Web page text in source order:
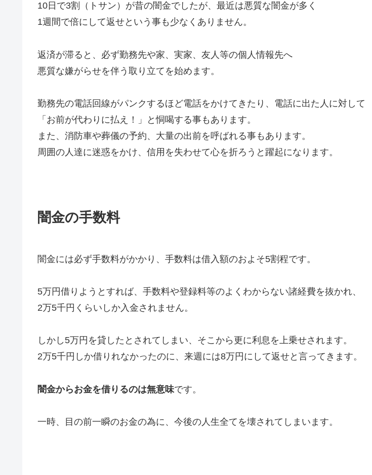
10日で3割（トサン）が昔の闇金でしたが、最近は悪質な闇金が多く
1週間で倍にして返せという事も少なくありません。
返済が滞ると、必ず勤務先や家、実家、友人等の個人情報先へ
悪質な嫌がらせを伴う取り立てを始めます。
勤務先の電話回線がパンクするほど電話をかけてきたり、電話に出た人に対して
「お前が代わりに払え！」と恫喝する事もあります。
また、消防車や葬儀の予約、大量の出前を呼ばれる事もあります。
周囲の人達に迷惑をかけ、信用を失わせて心を折ろうと躍起になります。
闇金の手数料
闇金には必ず手数料がかかり、手数料は借入額のおよそ5割程です。
5万円借りようとすれば、手数料や登録料等のよくわからない諸経費を抜かれ、
2万5千円くらいしか入金されません。
しかし5万円を貸したとされてしまい、そこから更に利息を上乗せされます。
2万5千円しか借りれなかったのに、来週には8万円にして返せと言ってきます。
闇金からお金を借りるのは無意味です。
一時、目の前一瞬のお金の為に、今後の人生全てを壊されてしまいます。